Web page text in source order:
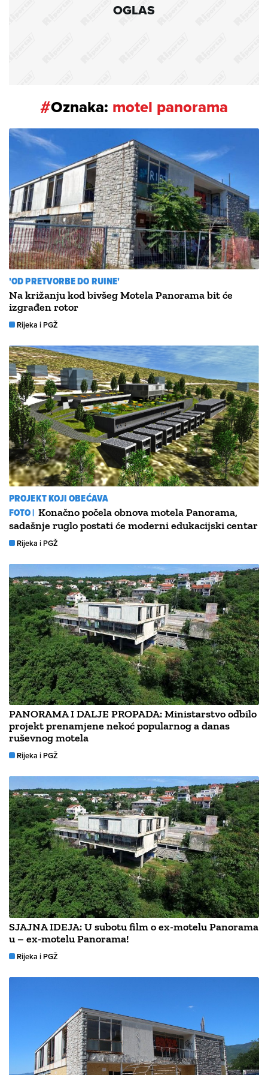
OGLAS
#Oznaka: motel panorama
'OD PRETVORBE DO RUINE'
Na križanju kod bivšeg Motela Panorama bit će
izgrađen rotor
Rijeka i PGŽ
PROJEKT KOJI OBEĆAVA
FOTO | Konačno počela obnova motela Panorama,
sadašnje ruglo postati će moderni edukacijski centar
Rijeka i PGŽ
PANORAMA I DALJE PROPADA: Ministarstvo odbilo
projekt prenamjene nekoć popularnog a danas
ruševnog motela
Rijeka i PGŽ
SJAJNA IDEJA: U subotu film o ex-motelu Panorama
u – ex-motelu Panorama!
Rijeka i PGŽ